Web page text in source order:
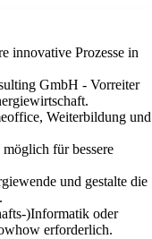
innovative Prozesse in
GmbH - Vorreiter
Weiterbildung und
für bessere
und gestalte die
)Informatik oder
erforderlich.